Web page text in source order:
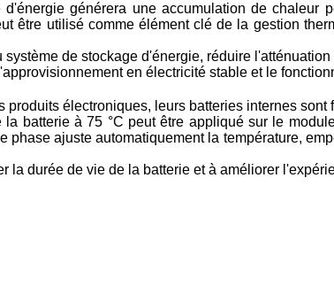
générera une accumulation de chaleur
être utilisé comme élément clé de la gestion
de stockage d'énergie, réduire
en électricité stable et le
électroniques, leurs batteries internes
batterie à 75 °C peut être appliqué sur le
phase ajuste automatiquement la température,
la durée de vie de la batterie et à améliorer